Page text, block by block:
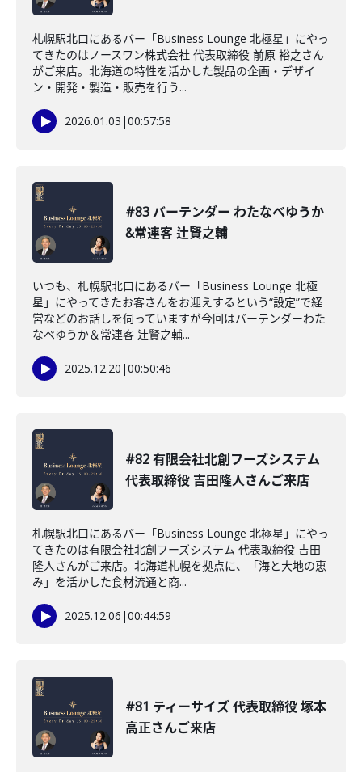
札幌駅北口にあるバー「Business Lounge 北極星」にやっ
てきたのはノースワン株式会社 代表取締役 前原 裕之さん
がご来店。北海道の特性を活かした製品の企画・デザイ
ン・開発・製造・販売を行う...
2026.01.03 |00:57:58
#83 バーテンダー わたなべゆうか
&常連客 辻賢之輔
いつも、札幌駅北口にあるバー「Business Lounge 北極
星」にやってきたお客さんをお迎えするという“設定”で経
営などのお話しを伺っていますが今回はバーテンダーわた
なべゆうか＆常連客 辻賢之輔...
2025.12.20 |00:50:46
#82 有限会社北創フーズシステム
代表取締役 吉田隆人さんご来店
札幌駅北口にあるバー「Business Lounge 北極星」にやっ
てきたのは有限会社北創フーズシステム 代表取締役 吉田
隆人さんがご来店。北海道札幌を拠点に、「海と大地の恵
み」を活かした食材流通と商...
2025.12.06 |00:44:59
#81 ティーサイズ 代表取締役 塚本
高正さんご来店